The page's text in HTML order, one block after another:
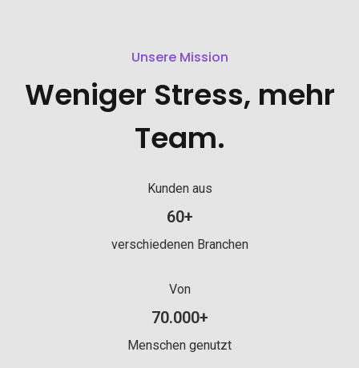
Unsere Mission
Weniger Stress, mehr
Team.
Kunden aus
Kunden aus mehr als 60
60+
verschiedenen Branchen
Von
Von mehr als 40000 Menschen
70.000+
Menschen genutzt